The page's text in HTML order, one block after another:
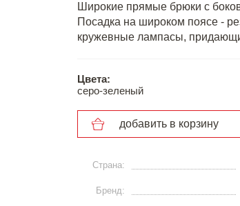
Широкие прямые брюки с
Посадка на широком поясе -
кружевные лампасы,
Цвета:
серо-зеленый
добавить в корзину
Страна:
Бренд: